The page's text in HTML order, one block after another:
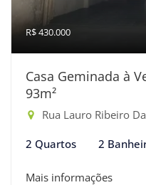
R$ 430.000
Casa Geminada à
93m²
Rua Lauro Ribeiro Da
2 Quartos 2
Mais informações